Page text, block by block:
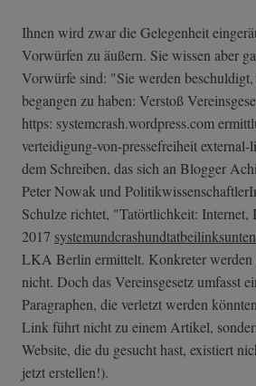
Ihnen wird zwar die Gelegenheit
Vorwürfen zu äußern. Sie wissen aber
Vorwürfe sind: "Sie werden
begangen zu haben: Verstoß
https: systemcrash.wordpress.com
ver­teidigung-von-p­ressefreiheit
dem Schreiben, das sich an Blogger
Peter Nowak und
Schulze richtet, "Tatörtlichkeit:
2017
LKA Berlin ermittelt. Konkreter werden
nicht. Doch das Vereinsgesetz umfasst
Paragraphen, die verletzt werden
Link führt nicht zu einem Artikel,
Website, die du gesucht hast, existiert
jetzt erstellen!).